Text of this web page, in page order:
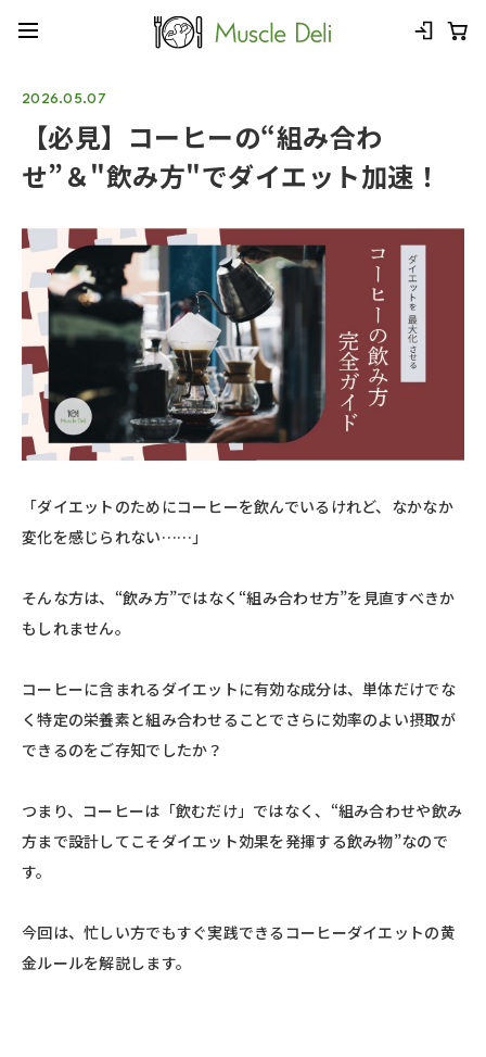
2026.05.07
【必見】コーヒーの“組み合わ
せ”＆"飲み方"でダイエット加速！
「ダイエットのためにコーヒーを飲んでいるけれど、なかなか
変化を感じられない……」
そんな方は、“飲み方”ではなく“組み合わせ方”を見直すべきか
もしれません。
コーヒーに含まれるダイエットに有効な成分は、単体だけでな
く特定の栄養素と組み合わせることでさらに効率のよい摂取が
できるのをご存知でしたか？
つまり、コーヒーは「飲むだけ」ではなく、“組み合わせや飲み
方まで設計してこそダイエット効果を発揮する飲み物”なので
す。
今回は、忙しい方でもすぐ実践できるコーヒーダイエットの黄
金ルールを解説します。